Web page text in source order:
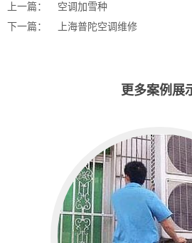
上一篇：
空调加雪种
下一篇：
上海普陀空调维修
更多案例展